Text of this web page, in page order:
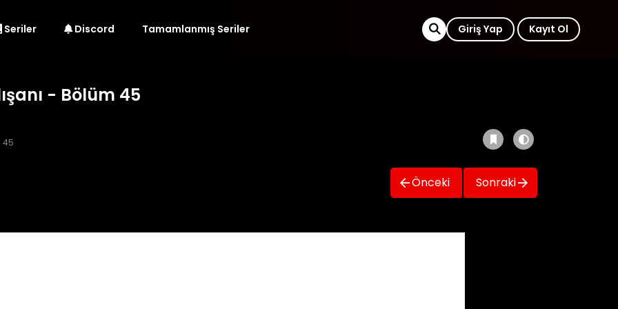
Seriler Discord Tamamlanmış Seriler Giriş Yap Kayıt Ol
- Bölüm 45
45
Önceki Sonraki